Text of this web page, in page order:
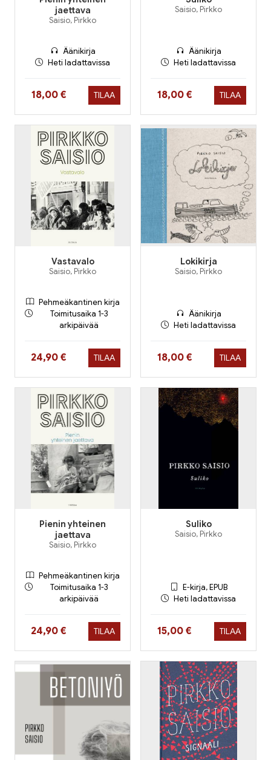
jaettava
Saisio, Pirkko
Äänikirja
Heti ladattavissa
Hinta nyt
18,00 € TILAA
Saisio, Pirkko
Äänikirja
Heti ladattavissa
Hinta nyt
18,00 € TILAA
Vastavalo
Saisio, Pirkko
Pehmeäkantinen kirja
Toimitusaika 1-3
arkipäivää
Hinta nyt
24,90 € TILAA
Lokikirja
Saisio, Pirkko
Äänikirja
Heti ladattavissa
Hinta nyt
18,00 € TILAA
Pienin yhteinen
jaettava
Saisio, Pirkko
Pehmeäkantinen kirja
Toimitusaika 1-3
arkipäivää
Hinta nyt
24,90 € TILAA
Suliko
Saisio, Pirkko
E-kirja, EPUB
Heti ladattavissa
Hinta nyt
15,00 € TILAA